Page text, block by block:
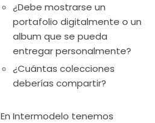
¿Debe mostrarse un
portafolio digitalmente o un
album que se pueda
entregar personalmente?
¿Cuántas colecciones
deberías compartir?
En Intermodelo tenemos